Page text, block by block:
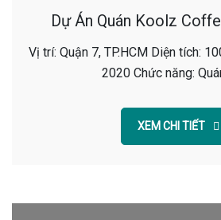
Dự Án Quán Koolz
Vị trí: Quận 7, TP.HCM Diện tích:
2020 Chức năng:
XEM CHI TIẾT